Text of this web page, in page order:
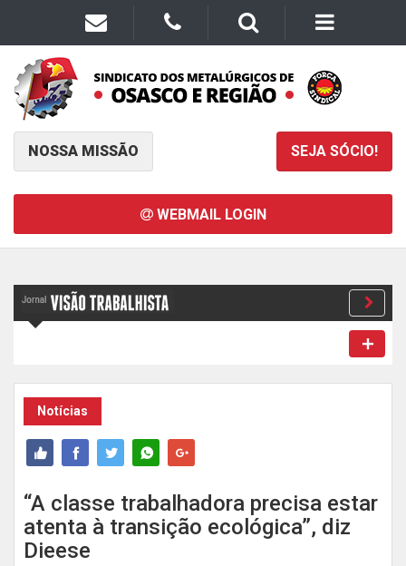
NOSSA MISSÃO SEJA SÓCIO!
WEBMAIL LOGIN
Notícias
“A classe trabalhadora precisa estar
atenta à transição ecológica”, diz
Dieese